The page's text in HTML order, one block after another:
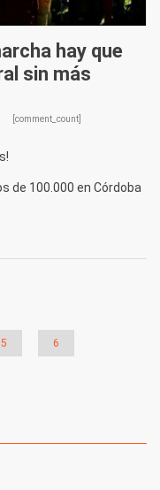
hay que
sin más
[comment_count]
de 100.000 en Córdoba
5 6